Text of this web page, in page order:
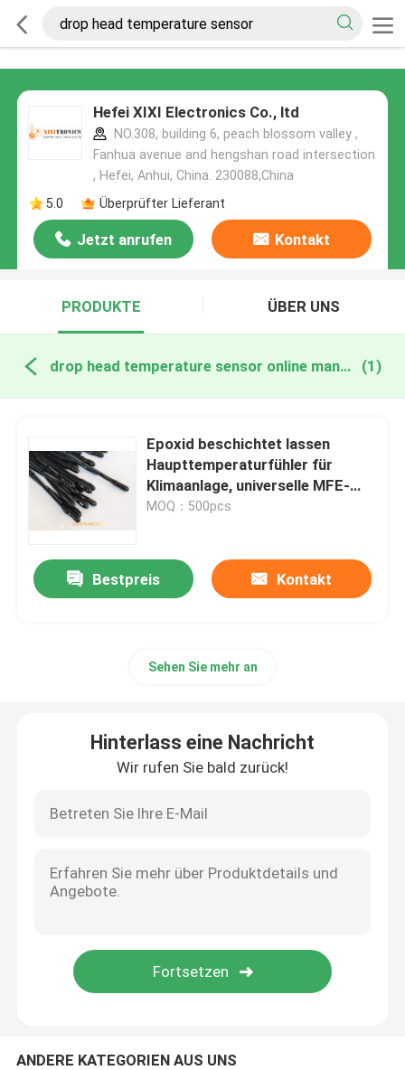
Hefei XIXI Electronics Co., ltd
NO.308, building 6, peach blossom valley ,
Fanhua avenue and hengshan road intersection
, Hefei, Anhui, China. 230088,China
5.0
Überprüfter Lieferant
Jetzt anrufen Kontakt
PRODUKTE ÜBER UNS
drop head temperature sensor online manufacture (1)
Epoxid beschichtet lassen
Haupttemperaturfühler für
Klimaanlage, universelle MFE-
Reihe fallen
MOQ：500pcs
Bestpreis Kontakt
Sehen Sie mehr an
Hinterlass eine Nachricht
Wir rufen Sie bald zurück!
ANDERE KATEGORIEN AUS UNS